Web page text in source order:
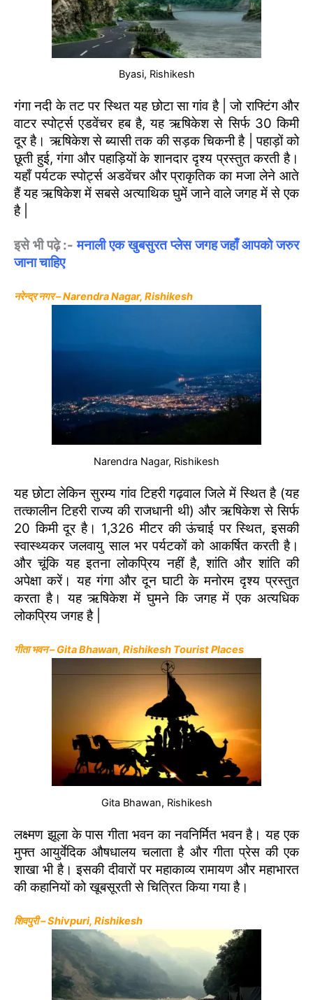
Byasi, Rishikesh
गंगा नदी के तट पर स्थित यह छोटा सा गांव है | जो राफ्टिंग और
वाटर स्पोर्ट्स एडवेंचर हब है, यह ऋषिकेश से सिर्फ 30 किमी
दूर है। ऋषिकेश से ब्यासी तक की सड़क चिकनी है | पहाड़ों को
छूती हुई, गंगा और पहाड़ियों के शानदार दृश्य प्रस्तुत करती है।
यहाँ पर्यटक स्पोर्ट्स अडवेंचर और प्राकृतिक का मजा लेने आते
हैं यह ऋषिकेश में सबसे अत्याथिक घुमें जाने वाले जगह में से एक
है |
इसे भी पढ़े :-मनाली एक खुबसुरत प्लेस जगह जहाँ आपको जरुर
जाना चाहिए
नरेन्द्र नगर – Narendra Nagar, Rishikesh
Narendra Nagar, Rishikesh
यह छोटा लेकिन सुरम्य गांव टिहरी गढ़वाल जिले में स्थित है (यह
तत्कालीन टिहरी राज्य की राजधानी थी) और ऋषिकेश से सिर्फ
20 किमी दूर है। 1,326 मीटर की ऊंचाई पर स्थित, इसकी
स्वास्थ्यकर जलवायु साल भर पर्यटकों को आकर्षित करती है।
और चूंकि यह इतना लोकप्रिय नहीं है, शांति और शांति की
अपेक्षा करें। यह गंगा और दून घाटी के मनोरम दृश्य प्रस्तुत
करता है। यह ऋषिकेश में घुमने कि जगह में एक अत्यधिक
लोकप्रिय जगह है |
गीता भवन – Gita Bhawan, Rishikesh Tourist Places
Gita Bhawan, Rishikesh
लक्ष्मण झूला के पास गीता भवन का नवनिर्मित भवन है। यह एक
मुफ्त आयुर्वेदिक औषधालय चलाता है और गीता प्रेस की एक
शाखा भी है। इसकी दीवारों पर महाकाव्य रामायण और महाभारत
की कहानियों को खूबसूरती से चित्रित किया गया है।
शिवपुरी – Shivpuri, Rishikesh